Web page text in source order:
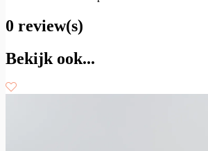
0 review(s)
Bekijk ook...